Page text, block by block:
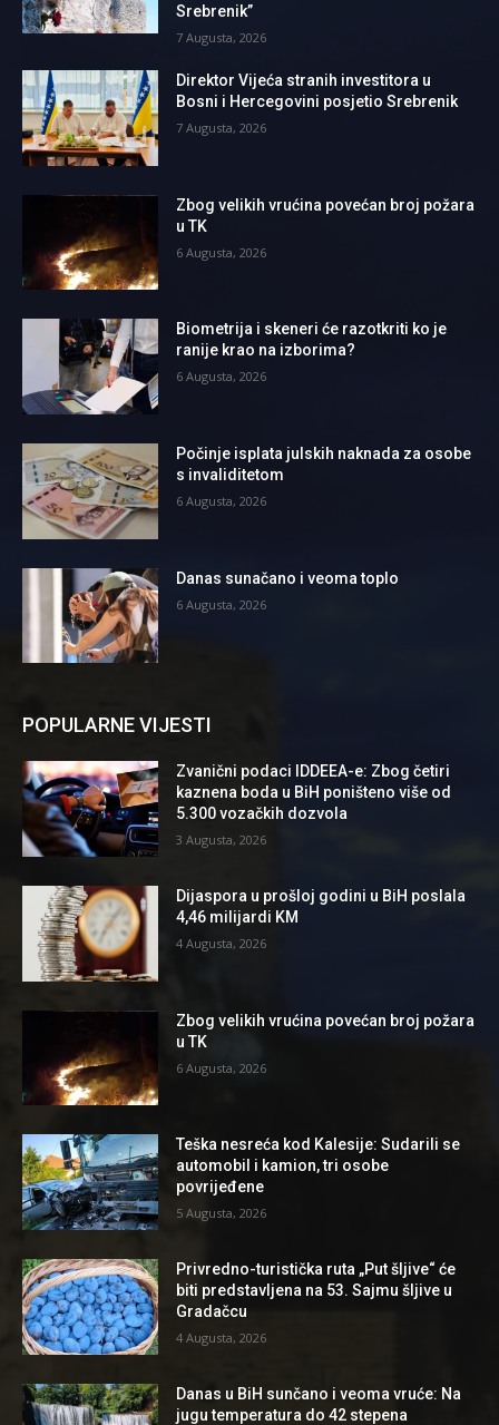
Srebrenik”
7 Augusta, 2026
Direktor Vijeća stranih investitora u
Bosni i Hercegovini posjetio Srebrenik
7 Augusta, 2026
Zbog velikih vrućina povećan broj požara
u TK
6 Augusta, 2026
Biometrija i skeneri će razotkriti ko je
ranije krao na izborima?
6 Augusta, 2026
Počinje isplata julskih naknada za osobe
s invaliditetom
6 Augusta, 2026
Danas sunačano i veoma toplo
6 Augusta, 2026
POPULARNE VIJESTI
Zvanični podaci IDDEEA-e: Zbog četiri
kaznena boda u BiH poništeno više od
5.300 vozačkih dozvola
3 Augusta, 2026
Dijaspora u prošloj godini u BiH poslala
4,46 milijardi KM
4 Augusta, 2026
Zbog velikih vrućina povećan broj požara
u TK
6 Augusta, 2026
Teška nesreća kod Kalesije: Sudarili se
automobil i kamion, tri osobe
povrijeđene
5 Augusta, 2026
Privredno-turistička ruta „Put šljive“ će
biti predstavljena na 53. Sajmu šljive u
Gradačcu
4 Augusta, 2026
Danas u BiH sunčano i veoma vruće: Na
jugu temperatura do 42 stepena